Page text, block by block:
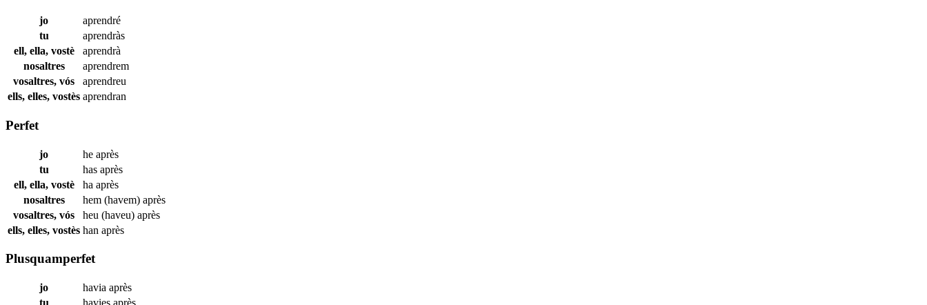
jo
aprendré
tu
aprendràs
ell, ella, vostè
aprendrà
nosaltres
aprendrem
vosaltres, vós
aprendreu
ells, elles, vostès aprendran
Perfet
jo he après
tu
has après
ell, ella, vostè
ha après
nosaltres
hem (havem) après
vosaltres, vós
heu (haveu) après
ells, elles, vostès han après
Plusquamperfet
jo havia après
tu
havies après